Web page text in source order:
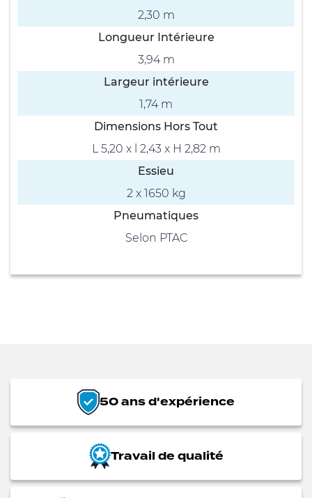
2,30 m
Longueur Intérieure
3,94 m
Largeur intérieure
1,74 m
Dimensions Hors Tout
L 5,20 x l 2,43 x H 2,82 m
Essieu
2 x 1650 kg
Pneumatiques
Selon PTAC
50 ans d'expérience
Travail de qualité